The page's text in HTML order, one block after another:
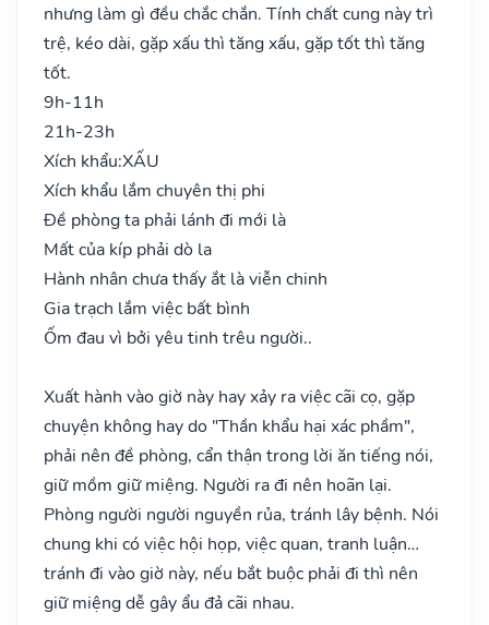
nhưng làm gì đều chắc chắn. Tính chất cung này trì
trệ, kéo dài, gặp xấu thì tăng xấu, gặp tốt thì tăng
tốt.
9h-11h
21h-23h
Xích khẩu:XẤU
Xích khẩu lắm chuyên thị phi
Đề phòng ta phải lánh đi mới là
Mất của kíp phải dò la
Hành nhân chưa thấy ắt là viễn chinh
Gia trạch lắm việc bất bình
Ốm đau vì bởi yêu tinh trêu người..
Xuất hành vào giờ này hay xảy ra việc cãi cọ, gặp
chuyện không hay do "Thần khẩu hại xác phầm",
phải nên đề phòng, cẩn thận trong lời ăn tiếng nói,
giữ mồm giữ miệng. Người ra đi nên hoãn lại.
Phòng người người nguyền rủa, tránh lây bệnh. Nói
chung khi có việc hội họp, việc quan, tranh luận…
tránh đi vào giờ này, nếu bắt buộc phải đi thì nên
giữ miệng dễ gây ẩu đả cãi nhau.